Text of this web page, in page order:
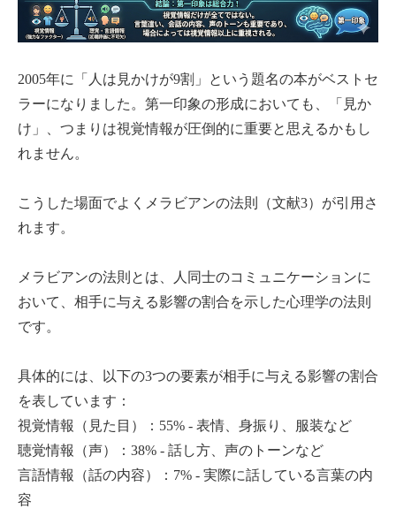
2005年に「人は見かけが9割」という題名の本がベストセ
ラーになりました。第一印象の形成においても、「見か
け」、つまりは視覚情報が圧倒的に重要と思えるかもし
れません。
こうした場面でよくメラビアンの法則（文献3）が引用さ
れます。
メラビアンの法則とは、人同士のコミュニケーションに
おいて、相手に与える影響の割合を示した心理学の法則
です。
具体的には、以下の3つの要素が相手に与える影響の割合
を表しています：
視覚情報（見た目）：55% - 表情、身振り、服装など
聴覚情報（声）：38% - 話し方、声のトーンなど
言語情報（話の内容）：7% - 実際に話している言葉の内
容